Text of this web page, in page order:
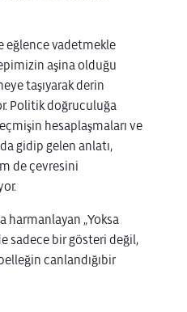
eğlencevadetmekle
aşina olduğu
taşıyarakderin
. Politikdoğruculuğa
hesaplaşmaları ve
gidip gelen anlatı,
deçevresini
.
harmanlayan „Yoksa
sadece bir gösteri değil,
canlandığıbir